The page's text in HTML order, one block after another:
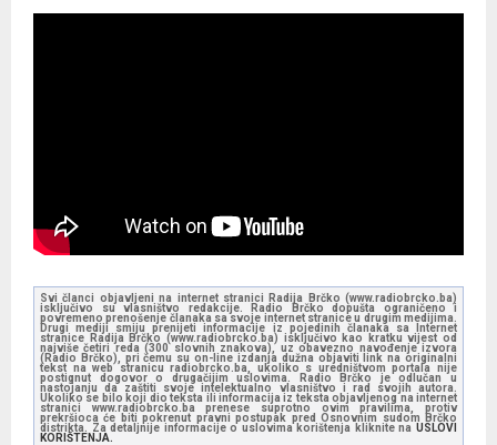
Svi članci objavljeni na internet stranici Radija Brčko (www.radiobrcko.ba)
isključivo su vlasništvo redakcije. Radio Brčko dopušta ograničeno i
povremeno prenošenje članaka sa svoje internet stranice u drugim medijima.
Drugi mediji smiju prenijeti informacije iz pojedinih članaka sa Internet
stranice Radija Brčko (www.radiobrcko.ba) isključivo kao kratku vijest od
najviše četiri reda (300 slovnih znakova), uz obavezno navođenje izvora
(Radio Brčko), pri čemu su on-line izdanja dužna objaviti link na originalni
tekst na web stranicu radiobrcko.ba, ukoliko s uredništvom portala nije
postignut dogovor o drugačijim uslovima. Radio Brčko je odlučan u
nastojanju da zaštiti svoje intelektualno vlasništvo i rad svojih autora.
Ukoliko se bilo koji dio teksta ili informacija iz teksta objavljenog na internet
stranici www.radiobrcko.ba prenese suprotno ovim pravilima, protiv
prekršioca će biti pokrenut pravni postupak pred Osnovnim sudom Brčko
distrikta. Za detaljnije informacije o uslovima korištenja kliknite na USLOVI
KORIŠTENJA.